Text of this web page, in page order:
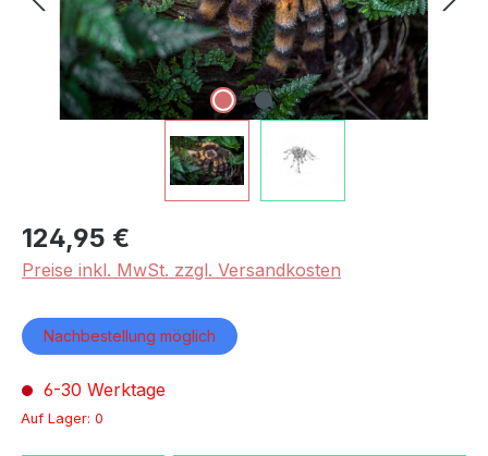
124,95 €
Preise inkl. MwSt. zzgl. Versandkosten
Nachbestellung möglich
6-30 Werktage
Auf Lager: 0